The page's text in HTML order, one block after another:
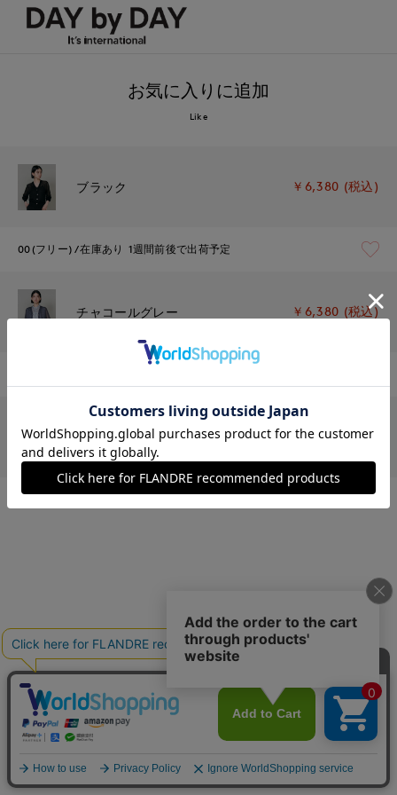
お気に入りに追加
Like
ブラック ￥6,380 (税込)
00(フリー) 在庫あり 1週間前後で出荷予定
チャコールグレー ￥6,380 (税込)
キャメル ￥6,380 (税込)